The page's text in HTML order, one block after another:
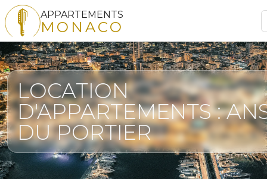
APPARTEMENTS
MONACO
LOCATION
D'APPARTEMENTS :
DU PORTIER